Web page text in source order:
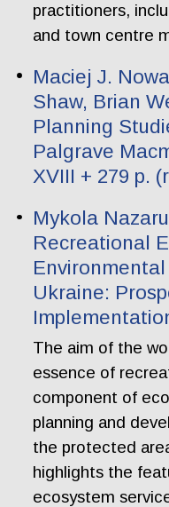
practitioners,
and town centre
Maciej J.
Shaw, Brian
Planning
Palgrave
XVIII + 279 p.
Mykola
Recreational
Ukraine:
The aim of the
essence of
component of
planning and
the protected
highlights the
ecosystem